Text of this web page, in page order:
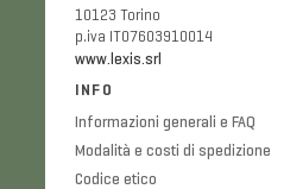
10123 Torino
p.iva IT07603910014
www.lexis.srl
INFO
Informazioni generali e FAQ
Modalità e costi di spedizione
Codice etico